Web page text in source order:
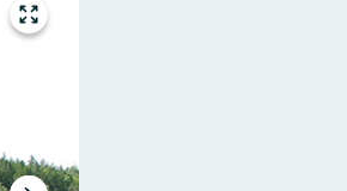
Gå
till